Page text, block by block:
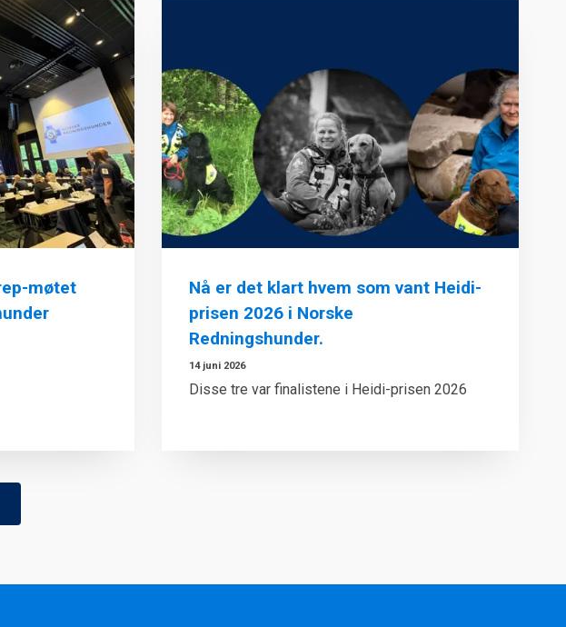
møtet
Nå er det klart hvem som vant Heidi-
prisen 2026 i Norske
Redningshunder.
14 juni 2026
Disse tre var finalistene i Heidi-prisen 2026